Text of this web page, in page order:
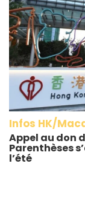
Infos HK/
Appel au don
Parenthèses
l’été